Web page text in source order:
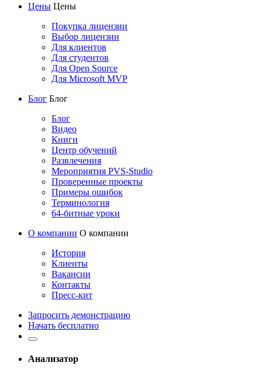
Цены Цены
Покупка лицензии
Выбор лицензии
Для клиентов
Для студентов
Для Open Source
Для Microsoft MVP
Блог Блог
Блог
Видео
Книги
Центр обучений
Развлечения
Мероприятия PVS-Studio
Проверенные проекты
Примеры ошибок
Терминология
64-битные уроки
О компании О компании
История
Клиенты
Вакансии
Контакты
Пресс-кит
Запросить демонстрацию
Начать бесплатно
Анализатор